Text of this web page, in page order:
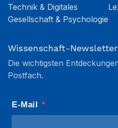
Technik & Digitales
Gesellschaft & Psychologie
Wissenschaft-Newsletter
Die wichtigsten
Postfach.